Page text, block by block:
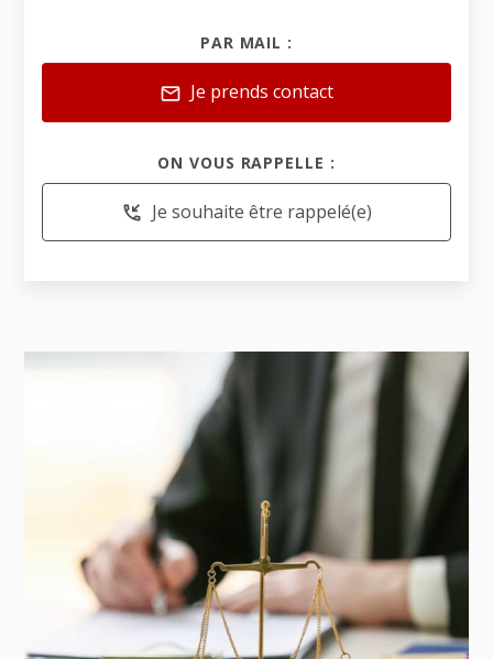
PAR MAIL :
mail Je prends contact
ON VOUS RAPPELLE :
phone_callback Je souhaite être rappelé(e)